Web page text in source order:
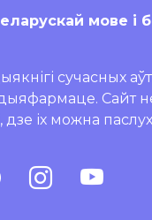
мове і
сучасных
Сайт
дзе іх можна